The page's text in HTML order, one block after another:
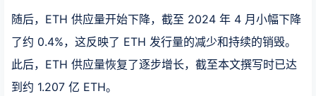
随后，ETH 供应量开始下降，截至 2024 年 4 月小幅下降
了约 0.4%，这反映了 ETH 发行量的减少和持续的销毁。
此后，ETH 供应量恢复了逐步增长，截至本文撰写时已达
到约 1.207 亿 ETH。